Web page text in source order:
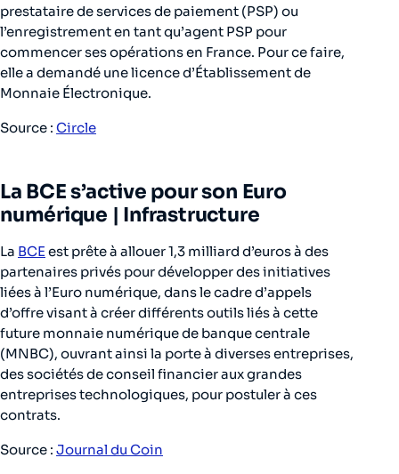
prestataire de services de paiement (PSP) ou
l’enregistrement en tant qu’agent PSP pour
commencer ses opérations en France. Pour ce faire,
elle a demandé une licence d’Établissement de
Monnaie Électronique.
Source : Circle
La BCE s’active pour son Euro
numérique | Infrastructure
La BCE est prête à allouer 1,3 milliard d’euros à des
partenaires privés pour développer des initiatives
liées à l’Euro numérique, dans le cadre d’appels
d’offre visant à créer différents outils liés à cette
future monnaie numérique de banque centrale
(MNBC), ouvrant ainsi la porte à diverses entreprises,
des sociétés de conseil financier aux grandes
entreprises technologiques, pour postuler à ces
contrats.
Source : Journal du Coin